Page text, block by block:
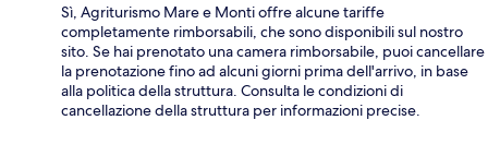
Sì, Agriturismo Mare e Monti offre alcune tariffe
completamente rimborsabili, che sono disponibili sul nostro
sito. Se hai prenotato una camera rimborsabile, puoi cancellare
la prenotazione fino ad alcuni giorni prima dell'arrivo, in base
alla politica della struttura. Consulta le condizioni di
cancellazione della struttura per informazioni precise.